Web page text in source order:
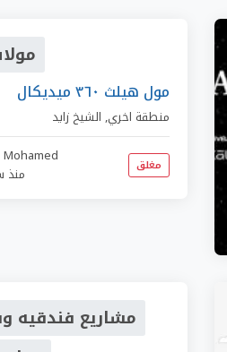
مول هيلث ٣٦٠ ميديكال
منطقة اخري, الشيخ زايد
منذ
مغلق
مشاريع فندقيه